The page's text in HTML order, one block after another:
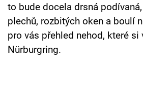
Přihlášení
Sledujte nás
to bude docela drsná
plechů, rozbitých oken a boulí
pro vás přehled nehod, které si
Nürburgring.